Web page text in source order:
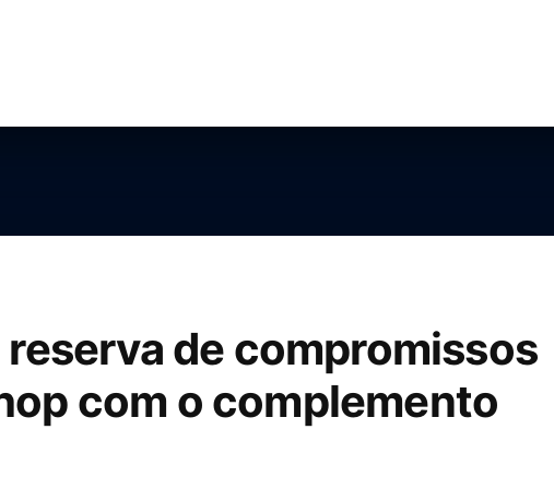
de compromissos
com o complemento